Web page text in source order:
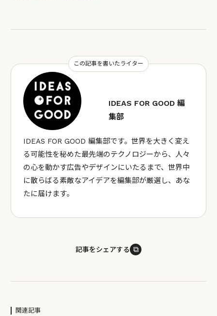
この記事を書いたライター
IDEAS FOR GOOD 編
集部
IDEAS FOR GOOD 編集部です。世界を大きく変え
る可能性を秘めた最先端のテクノロジーから、人々
の心を動かす広告やデザインにいたるまで、世界中
に散らばる素敵なアイデアを編集部が厳選し、あな
たに届けます。
記事をシェアする ⧉
関連記事